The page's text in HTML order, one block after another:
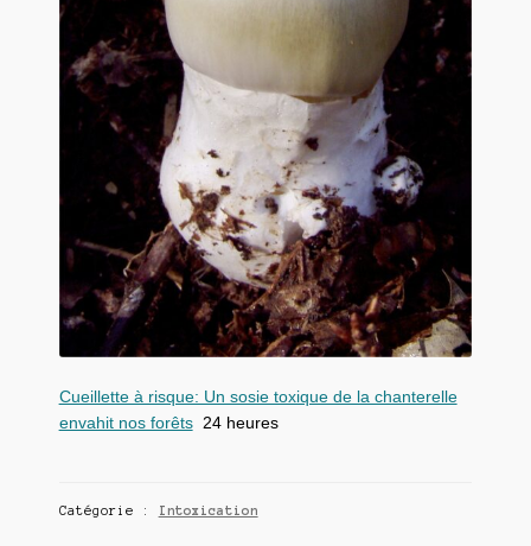
Cueillette à risque: Un sosie toxique de la chanterelle
envahit nos forêts24 heures
Catégorie : Intoxication